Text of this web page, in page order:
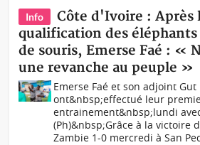
Info
Côte d'Ivoire : Après
qualification des
de souris, Emerse Faé : «
une revanche au peuple »
Emerse Faé et son adjoint Gut
ont&nbsp;effectué leur
entrainement&nbsp;lundi
(Ph)&nbsp;Grâce à la victoire
Zambie 1-0 mercredi à San